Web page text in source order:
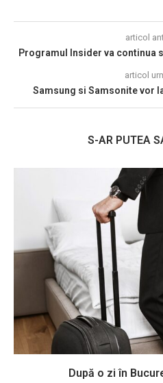
articol
Programul Insider va continua
articol
Samsung si Samsonite vor
S-AR PUTEA
După o zi în